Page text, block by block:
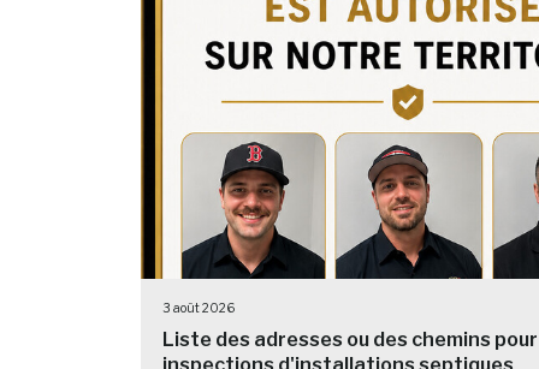
3 août 2026
Liste des adresses ou des chemins